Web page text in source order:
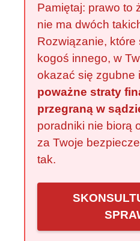
Pamiętaj: prawo to
nie ma dwóch
Rozwiązanie, które
kogoś innego, w
okazać się zgubne
poważne straty
przegraną w
poradniki nie biorą
za Twoje
tak.